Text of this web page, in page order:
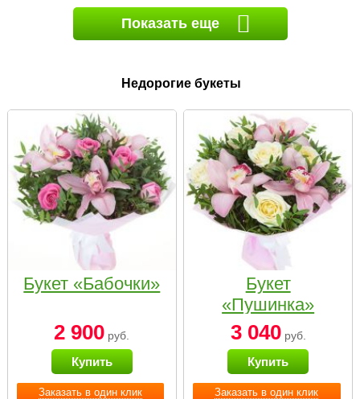
Показать еще
Недорогие букеты
Заказать в один клик
Букет «Бабочки»
2 900 руб.
Купить
Заказать в один клик
Букет
«Пушинка»
3 040руб.
Купить